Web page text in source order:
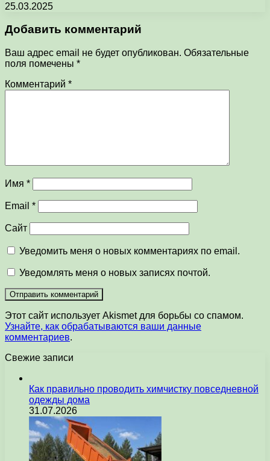
25.03.2025
Добавить комментарий
Ваш адрес email не будет опубликован. Обязательные
поля помечены *
Комментарий *
Имя *
Email *
Сайт
Уведомить меня о новых комментариях по email.
Уведомлять меня о новых записях почтой.
Этот сайт использует Akismet для борьбы со спамом.
Узнайте, как обрабатываются ваши данные
комментариев.
Свежие записи
Как правильно проводить химчистку повседневной
одежды дома
31.07.2026